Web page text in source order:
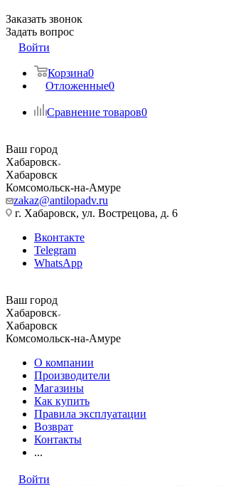
Заказать звонок
Задать вопрос
Войти
Корзина0
Отложенные0
Сравнение товаров0
Ваш город
Хабаровск
Хабаровск
Комсомольск-на-Амуре
zakaz@antilopadv.ru
г. Хабаровск, ул. Вострецова, д. 6
Вконтакте
Telegram
WhatsApp
Ваш город
Хабаровск
Хабаровск
Комсомольск-на-Амуре
О компании
Производители
Магазины
Как купить
Правила эксплуатации
Возврат
Контакты
...
Войти